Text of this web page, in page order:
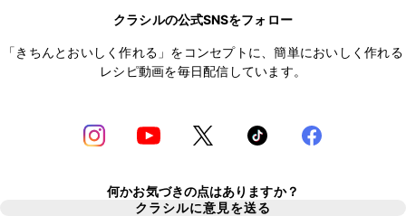
クラシルの公式SNSをフォロー
「きちんとおいしく作れる」をコンセプトに、簡単においしく作れる
レシピ動画を毎日配信しています。
何かお気づきの点はありますか？
クラシルに意見を送る